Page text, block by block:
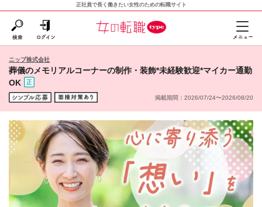
正社員で長く働きたい女性のための転職サイト
ニップ株式会社
葬儀のメモリアルコーナーの制作・装飾*未経験歓迎*マイカー通勤
OK
掲載期間：2026/07/24〜2026/08/20